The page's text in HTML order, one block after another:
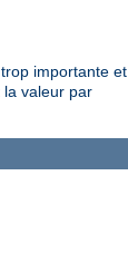
importante et
valeur par